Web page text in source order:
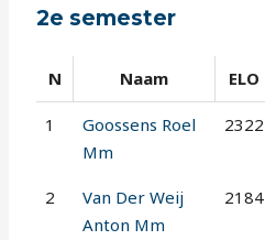
2e semester
N Naam ELO
1
Goossens Roel
Mm
2322
2
Van Der Weij
Anton Mm
2184